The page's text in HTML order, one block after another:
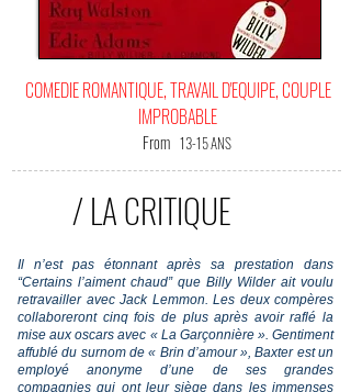
COMEDIE ROMANTIQUE, TRAVAIL D'EQUIPE, COUPLE
IMPROBABLE
From 13-15 ANS
/ LA CRITIQUE
Il n’est pas étonnant après sa prestation dans
“Certains l’aiment chaud” que Billy Wilder ait voulu
retravailler avec Jack Lemmon. Les deux compères
collaboreront cinq fois de plus après avoir raflé la
mise aux oscars avec « La Garçonnière ». Gentiment
affublé du surnom de « Brin d’amour », Baxter est un
employé anonyme d’une de ses grandes
compagnies qui ont leur siège dans les immenses